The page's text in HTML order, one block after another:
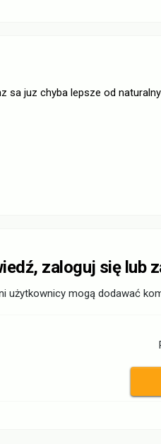
sa juz chyba lepsze od
zaloguj się lub
użytkownicy mogą dodawać